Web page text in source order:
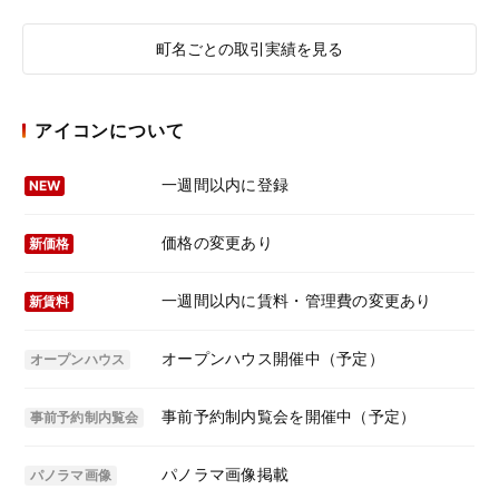
町名ごとの取引実績を見る
アイコンについて
NEW 一週間以内に登録
新価格 価格の変更あり
新賃料 一週間以内に賃料・管理費の変更あり
オープンハウス オープンハウス開催中（予定）
事前予約制内覧会 事前予約制内覧会を開催中（予定）
パノラマ画像 パノラマ画像掲載